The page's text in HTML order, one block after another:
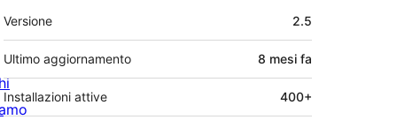
Meta
Versione 2.5
Ultimo aggiornamento 8 mesi fa
Installazioni attive 400+